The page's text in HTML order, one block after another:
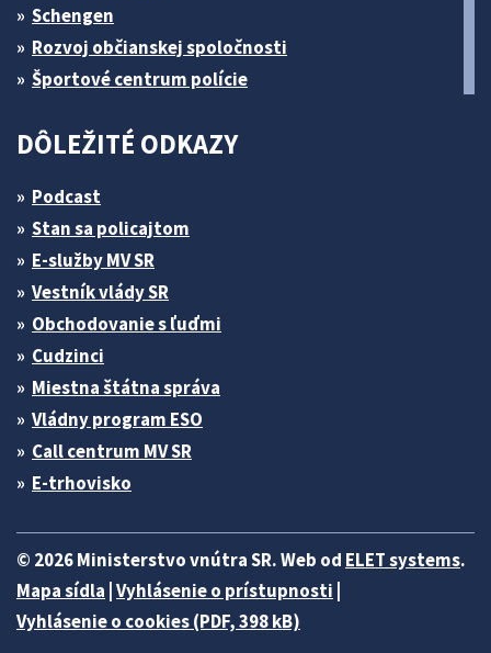
Schengen
Rozvoj občianskej spoločnosti
Športové centrum polície
DÔLEŽITÉ ODKAZY
Podcast
Stan sa policajtom
E-služby MV SR
Vestník vlády SR
Obchodovanie s ľuďmi
Cudzinci
Miestna štátna správa
Vládny program ESO
Call centrum MV SR
E-trhovisko
© 2026 Ministerstvo vnútra SR. Web od ELET systems.
Mapa sídla Vyhlásenie o prístupnosti
Vyhlásenie o cookies (PDF, 398 kB)